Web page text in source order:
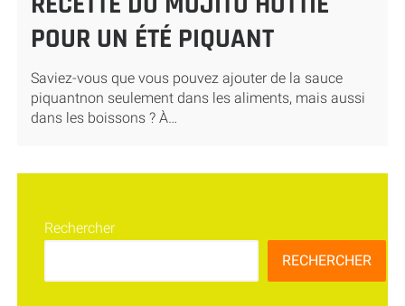
POUR UN ÉTÉ PIQUANT
Saviez-vous que vous pouvez ajouter de la sauce
piquantnon seulement dans les aliments, mais aussi
dans les boissons ? À…
Rechercher
RECHERCHER